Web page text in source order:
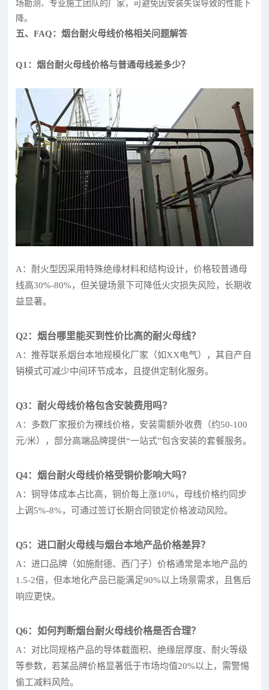
场勘测、专业施工团队的厂家，可避免因安装失误导致的性能下
降。
五、FAQ：烟台耐火母线价格相关问题解答
Q1：烟台耐火母线价格与普通母线差多少？
A：耐火型因采用特殊绝缘材料和结构设计，价格较普通母
线高30%-80%，但关键场景下可降低火灾损失风险，长期收
益显著。
Q2：烟台哪里能买到性价比高的耐火母线？
A：推荐联系烟台本地规模化厂家（如XX电气），其自产自
销模式可减少中间环节成本，且提供定制化服务。
Q3：耐火母线价格包含安装费用吗？
A：多数厂家报价为裸线价格，安装需额外收费（约50-100
元/米），部分高端品牌提供“一站式”包含安装的套餐服务。
Q4：烟台耐火母线价格受铜价影响大吗？
A：铜导体成本占比高，铜价每上涨10%，母线价格约同步
上调5%-8%，可通过签订长期合同锁定价格波动风险。
Q5：进口耐火母线与烟台本地产品价格差异？
A：进口品牌（如施耐德、西门子）价格通常是本地产品的
1.5-2倍，但本地化产品已能满足90%以上场景需求，且售后
响应更快。
Q6：如何判断烟台耐火母线价格是否合理？
A：对比同规格产品的导体截面积、绝缘层厚度、耐火等级
等参数，若某品牌价格显著低于市场均值20%以上，需警惕
偷工减料风险。